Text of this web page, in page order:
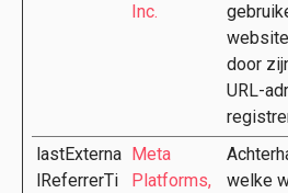
Inc.
door
URL-
lastExterna
lReferrerTi
Meta
Platforms,
welke